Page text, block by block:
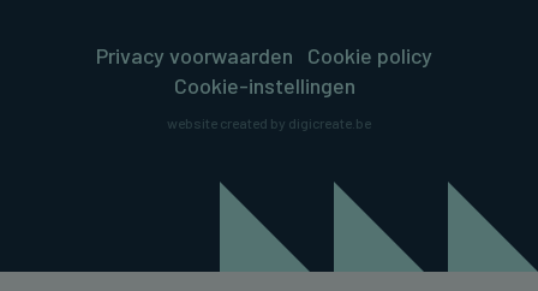
Privacy voorwaarden
Cookie policy
Cookie-instellingen
website created by digicreate.be